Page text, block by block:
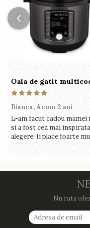
Bianca,Acum 2 ani
L-am facut cadou mamei
si a fost cea mai inspirata
alegere. Ii place foarte
gandesc serios sa imi
si eu! Recomand mult !
Nu rata